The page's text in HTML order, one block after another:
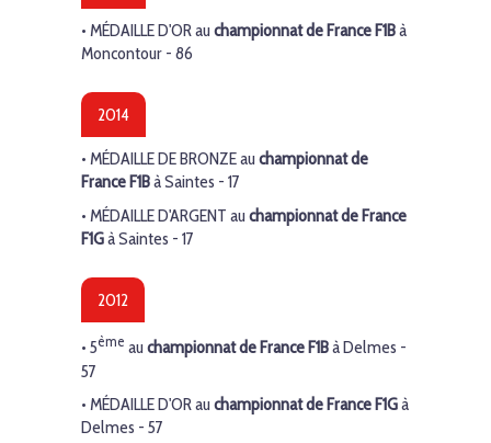
• MÉDAILLE D'ORau championnat de France F1Bà
Moncontour - 86
2014
• MÉDAILLE DE BRONZEau championnat de
France F1Bà Saintes - 17
• MÉDAILLE D'ARGENT au championnat de France
F1Gà Saintes - 17
2012
• 5ème au championnat de France F1Bà Delmes -
57
• MÉDAILLE D'ORau championnat de France F1Gà
Delmes - 57